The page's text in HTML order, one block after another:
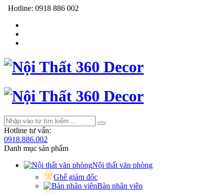
Hotline: 0918 886 002
Hotline tư vấn:
0918.886.002
Danh mục sản phẩm
Nội thất văn phòng
Ghế giám đốc
Bàn nhân viên